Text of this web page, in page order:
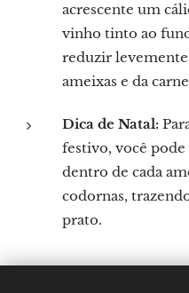
acrescente um
vinho tinto ao
reduzir levemente
ameixas e da
Dica de Natal:
festivo, você
dentro de cada
codornas,
prato.